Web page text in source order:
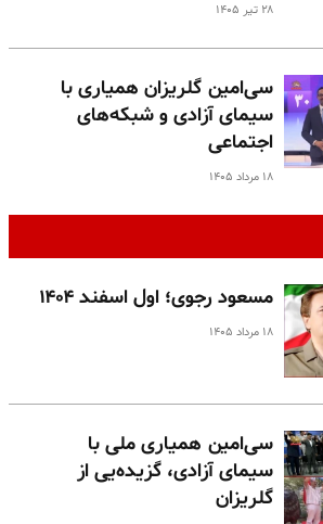
۲۸ تیر ۱۴۰۵
سی‌امین گلریزان همیاری با
سیمای آزادی و شبکه‌های
اجتماعی
۱۸ مرداد ۱۴۰۵
مسعود رجوی؛ اول اسفند ۱۴۰۴
۱۸ مرداد ۱۴۰۵
سی‌امین همیاری ملی با
سیمای آزادی، گزیده‌یی از
گلریزان